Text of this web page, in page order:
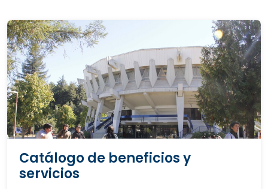
Catálogo de beneficios y
servicios